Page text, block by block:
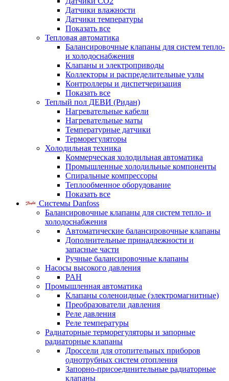
Датчики влажности
Датчики температуры
Показать все
Тепловая автоматика
Балансировочные клапаны для систем тепло-
и холодоснабжения
Клапаны и электроприводы
Коллекторы и распределительные узлы
Контроллеры и диспетчеризация
Показать все
Теплый пол ДЕВИ (Ридан)
Нагревательные кабели
Нагревательные маты
Температурные датчики
Терморегуляторы
Холодильная техника
Коммерческая холодильная автоматика
Промышленные холодильные компоненты
Спиральные компрессоры
Теплообменное оборудование
Показать все
Системы Danfoss
Балансировочные клапаны для систем тепло- и
холодоснабжения
Автоматические балансировочные клапаны
Дополнительные принадлежности и
запасные части
Ручные балансировочные клапаны
Насосы высокого давления
PAH
Промышленная автоматика
Клапаны соленоидные (электромагнитные)
Преобразователи давления
Реле давления
Реле температуры
Радиаторные терморегуляторы и запорные
радиаторные клапаны
Дроссели для отопительных приборов
однотрубных систем отопления
Запорно-присоединительные радиаторные
клапаны